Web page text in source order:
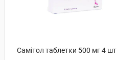
Самітол таблетки 500 мг 4 шт